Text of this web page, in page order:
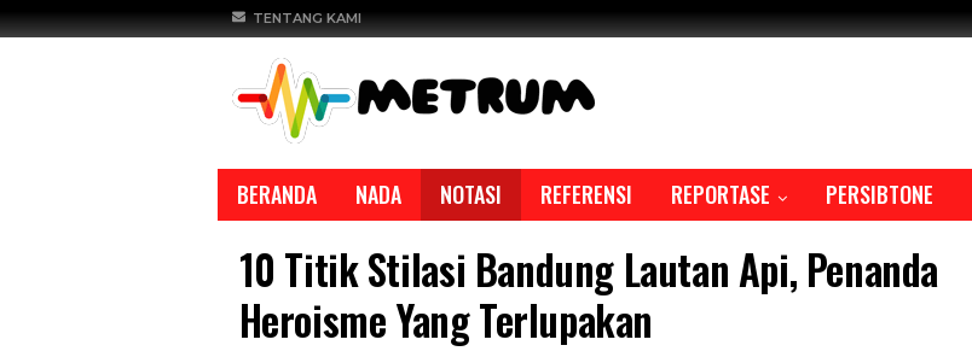
TENTANG KAMI
BERANDA NADA NOTASI REFERENSI REPORTASE PERSIBTONE
10 Titik Stilasi Bandung Lautan Api, Penanda
Heroisme Yang Terlupakan